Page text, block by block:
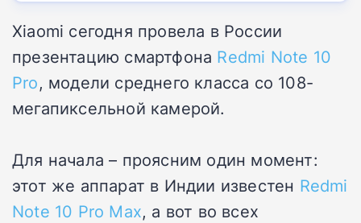
Xiaomi сегодня провела в России
презентацию смартфона Redmi Note 10
Pro, модели среднего класса со 108-
мегапиксельной камерой.
Для начала – проясним один момент:
этот же аппарат в Индии известен Redmi
Note 10 Pro Max, а вот во всех